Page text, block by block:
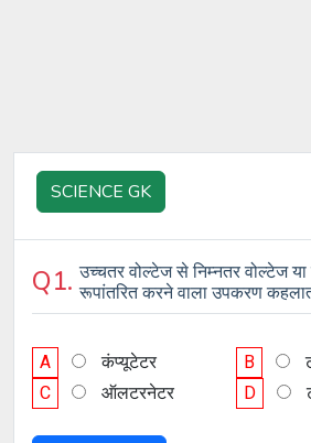
SCIENCE GK
Q1.उच्चतर वोल्टेज से निम्नतर वोल्टेज
रूपांतरित करने वाला उपकरण
A कंप्यूटेटर B
C
ऑलटरनेटर D